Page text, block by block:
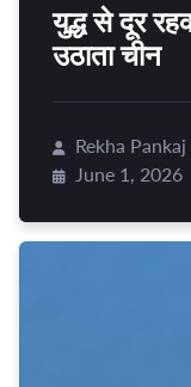
युद्ध से दूर
उठाता चीन
Rekha Pankaj
June 1, 2026